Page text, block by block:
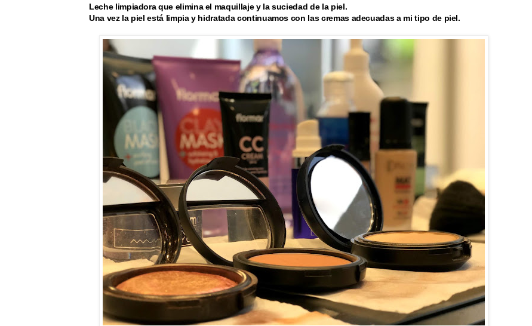
Leche limpiadora que elimina el maquillaje y la suciedad de la piel.
Una vez la piel está limpia y hidratada continuamos con las cremas adecuadas a mi tipo de piel.